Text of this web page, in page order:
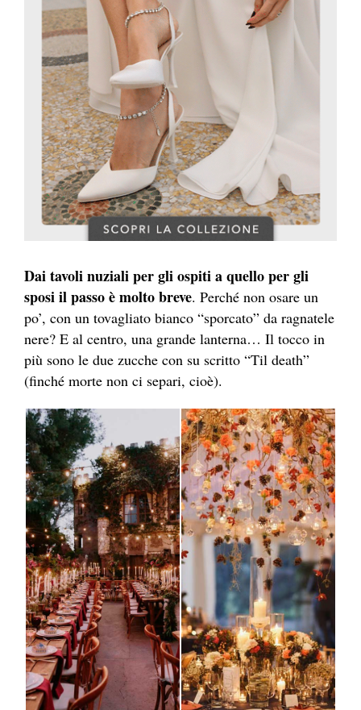
Dai tavoli nuziali per gli ospiti a quello per gli
sposi il passo è molto breve. Perché non osare un
po’, con un tovagliato bianco “sporcato” da ragnatele
nere? E al centro, una grande lanterna… Il tocco in
più sono le due zucche con su scritto “Til death”
(finché morte non ci separi, cioè).